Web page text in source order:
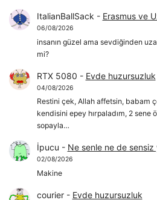
ItalianBallSack - Erasmus ve
06/08/2026
insanın güzel ama sevdiğinden
mi?
RTX 5080 - Evde huzursuzluk
04/08/2026
Restini çek, Allah affetsin, babam
kendisini epey hırpaladım, 2
sopayla…
İpucu - Ne senle ne de sensiz
02/08/2026
Makine
courier- Evde huzursuzluk